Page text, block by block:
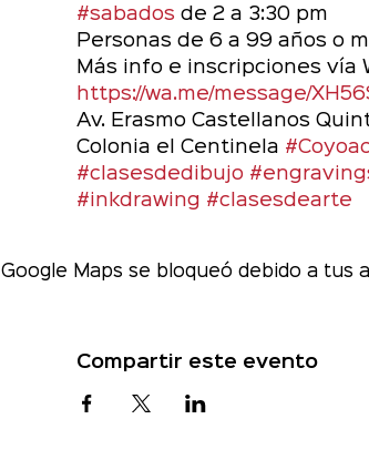
#sabados de 2 a 3:30 pm
Personas de 6 a 99 años o
Más info e inscripciones vía
https://wa.me/message/
Av. Erasmo Castellanos
Colonia el Centinela
#clasesdedibujo
#inkdrawing #clasesdearte
Google Maps se bloqueó debido a tus
Compartir este evento